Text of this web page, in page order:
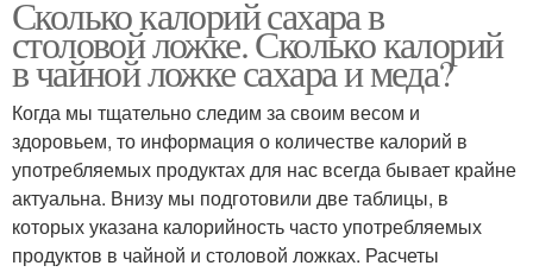
Сколько калорий сахара в
столовой ложке. Сколько калорий
в чайной ложке сахара и меда?
Когда мы тщательно следим за своим весом и
здоровьем, то информация о количестве калорий в
употребляемых продуктах для нас всегда бывает крайне
актуальна. Внизу мы подготовили две таблицы, в
которых указана калорийность часто употребляемых
продуктов в чайной и столовой ложках. Расчеты